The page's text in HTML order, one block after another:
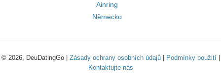
Ainring
Německo
© 2026, DeuDatingGo | Zásady ochrany osobních údajů| Podmínky použití|
Kontaktujte nás